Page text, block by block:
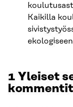
Kaikilla
1 Yleiset
kommentit